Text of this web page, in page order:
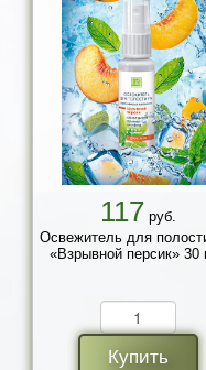
117 руб.
Освежитель для
«Взрывной персик» 30
Купить